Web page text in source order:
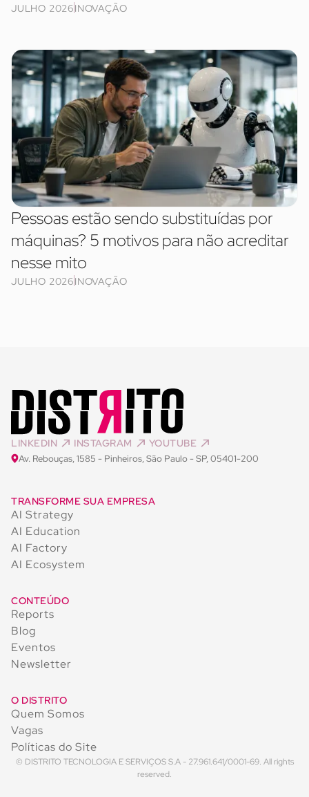
JULHO 2026INOVAÇÃO
Pessoas estão sendo substituídas por
máquinas? 5 motivos para não acreditar
nesse mito
JULHO 2026INOVAÇÃO
LINKEDIN INSTAGRAM YOUTUBE
Av. Rebouças, 1585 - Pinheiros, São Paulo - SP, 05401-200
TRANSFORME SUA EMPRESA
AI Strategy
AI Education
AI Factory
AI Ecosystem
CONTEÚDO
Reports
Blog
Eventos
Newsletter
O DISTRITO
Quem Somos
Vagas
Políticas do Site
© DISTRITO TECNOLOGIA E SERVIÇOS S.A - 27.961.641/0001-69. All rights
reserved.